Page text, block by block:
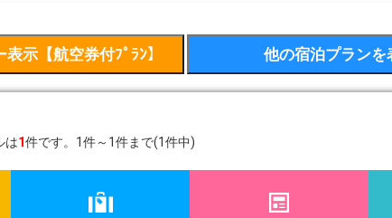
は1件です。1件～1件まで(1件中)